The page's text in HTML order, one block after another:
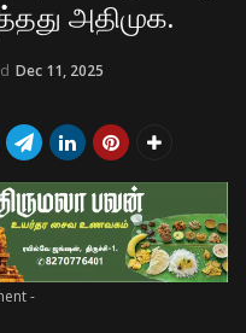
அதிமுக.
Dec 11, 2025
-